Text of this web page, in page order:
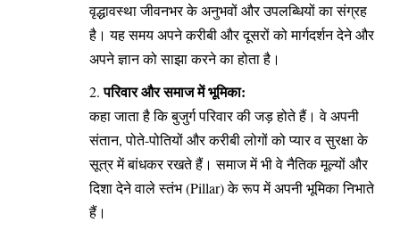
वृद्धावस्था जीवनभर के अनुभवों और उपलब्धियों का संग्रह
है। यह समय अपने करीबी और दूसरों को मार्गदर्शन देने और
अपने ज्ञान को साझा करने का होता है।
परिवार और समाज में भूमिका:
कहा जाता है कि बुजुर्ग परिवार की जड़ होते हैं। वे अपनी
संतान, पोते-पोतियों और करीबी लोगों को प्यार व सुरक्षा के
सूत्र में बांधकर रखते हैं। समाज में भी वे नैतिक मूल्यों और
दिशा देने वाले स्तंभ (Pillar) के रूप में अपनी भूमिका निभाते
हैं।